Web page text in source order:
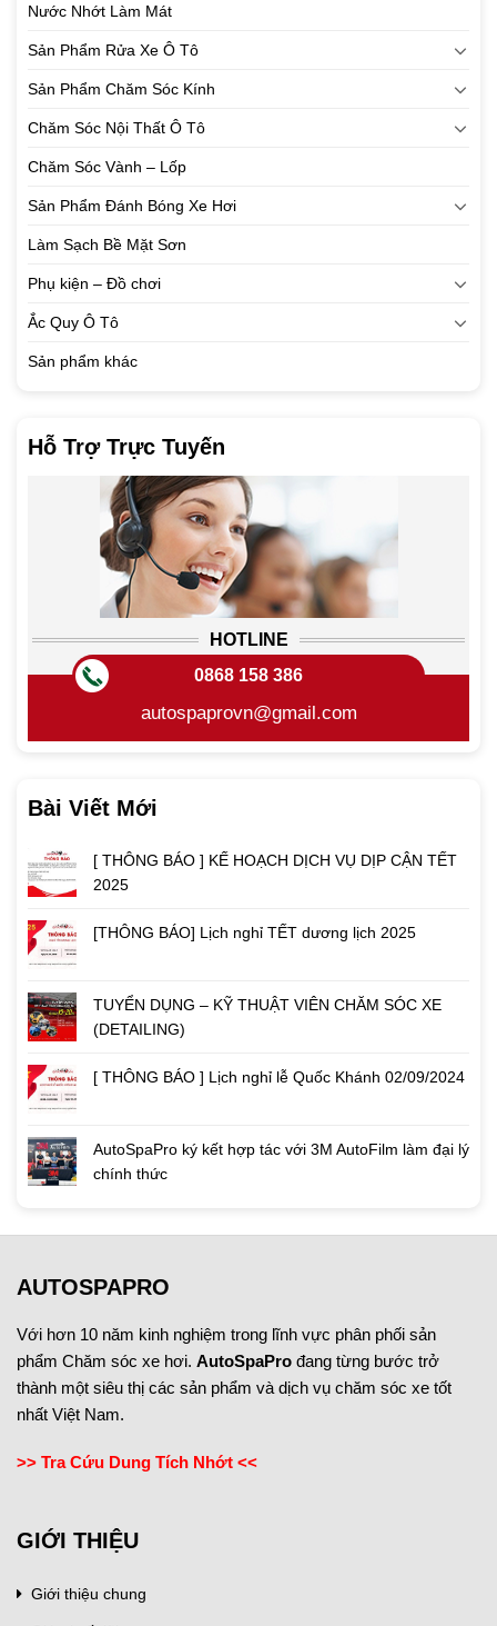
Nước Nhớt Làm Mát
Sản Phẩm Rửa Xe Ô Tô
Sản Phẩm Chăm Sóc Kính
Chăm Sóc Nội Thất Ô Tô
Chăm Sóc Vành – Lốp
Sản Phẩm Đánh Bóng Xe Hơi
Làm Sạch Bề Mặt Sơn
Phụ kiện – Đồ chơi
Ắc Quy Ô Tô
Sản phẩm khác
Hỗ Trợ Trực Tuyến
HOTLINE
0868 158 386
autospaprovn@gmail.com
Bài Viết Mới
[ THÔNG BÁO ] KẾ HOẠCH DỊCH VỤ DỊP CẬN TẾT
2025
[THÔNG BÁO] Lịch nghỉ TẾT dương lịch 2025
TUYỂN DỤNG – KỸ THUẬT VIÊN CHĂM SÓC XE
(DETAILING)
[ THÔNG BÁO ] Lịch nghỉ lễ Quốc Khánh 02/09/2024
AutoSpaPro ký kết hợp tác với 3M AutoFilm làm đại lý
chính thức
AUTOSPAPRO
Với hơn 10 năm kinh nghiệm trong lĩnh vực phân phối sản
phẩm Chăm sóc xe hơi. AutoSpaPro đang từng bước trở
thành một siêu thị các sản phẩm và dịch vụ chăm sóc xe tốt
nhất Việt Nam.
>> Tra Cứu Dung Tích Nhớt <<
GIỚI THIỆU
Giới thiệu chung